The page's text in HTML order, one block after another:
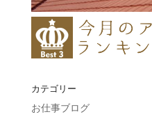
カテゴリー
お仕事ブログ